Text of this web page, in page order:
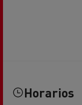
Horarios